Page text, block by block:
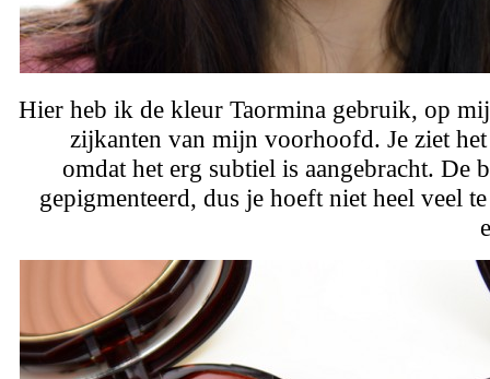
Hier heb ik de kleur Taormina gebruik, op
zijkanten van mijn voorhoofd. Je ziet
omdat het erg subtiel is aangebracht. De
gepigmenteerd, dus je hoeft niet heel veel